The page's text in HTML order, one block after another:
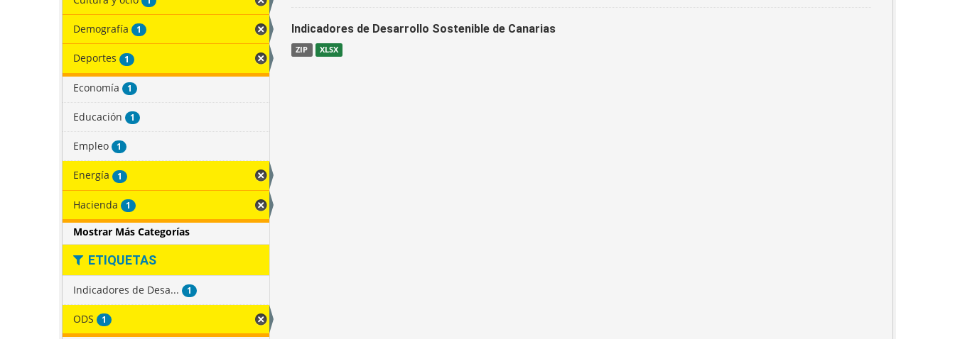
Demografía 1
Deportes 1
Economía 1
Educación 1
Empleo 1
Energía 1
Hacienda 1
Mostrar Más Categorías
ETIQUETAS
Indicadores de Desa... 1
ODS 1
Indicadores de Desarrollo Sostenible de Canarias
ZIP XLSX